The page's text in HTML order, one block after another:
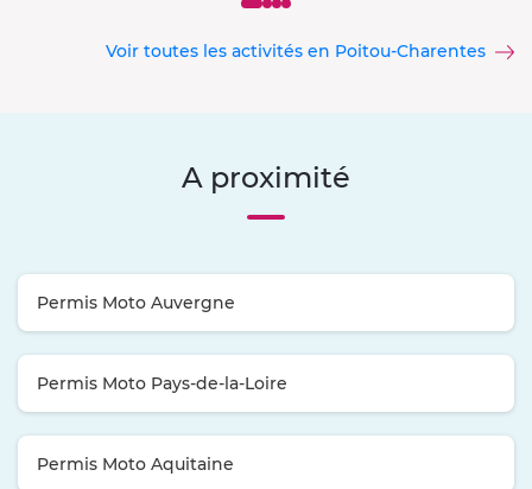
Voir toutes les activités en Poitou-Charentes
A proximité
Permis Moto Auvergne
Permis Moto Pays-de-la-Loire
Permis Moto Aquitaine